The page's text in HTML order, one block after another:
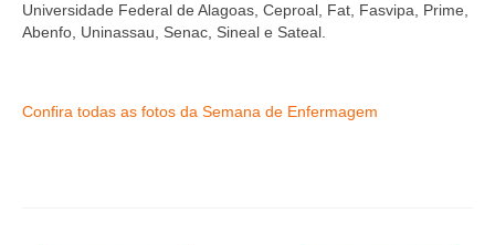
Universidade Federal de Alagoas, Ceproal, Fat, Fasvipa, Prime,
Abenfo, Uninassau, Senac, Sineal e Sateal.
Confira todas as fotos da Semana de Enfermagem